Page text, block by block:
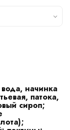
начинка
патока,
сироп;